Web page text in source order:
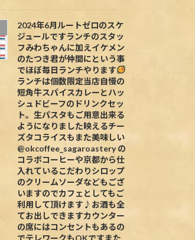
2024年6月ルートゼロのスケ
ジュールですランチのスタッ
フみわちゃんに加えイケメン
のたつき君が仲間にという事
でほぼ毎日ランチやります
ランチは個数限定当店自慢の
短角牛スパイスカレーとハッ
シュドビーフのドリンクセッ
ト。生パスタもご用意出来る
ようになりました映えるチー
ズタコライスもまた美味しい
@okcoffee_sagaroastery の
コラボコーヒーや京都から仕
入れているこだわりシロップ
のクリームソーダなどもござ
いますのでカフェとしてもご
利用して頂けます♪お酒も全
てお出しできますカウンター
の席にはコンセントもあるの
でテレワークもOKですまた